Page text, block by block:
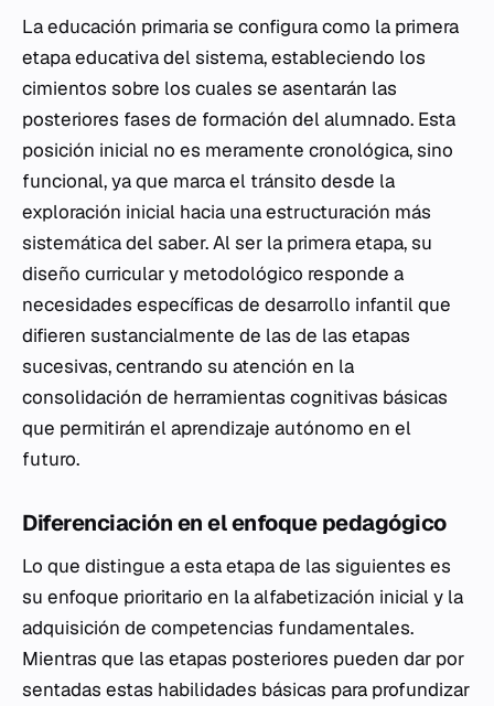
La educación primaria se configura como la primera
etapa educativa del sistema, estableciendo los
cimientos sobre los cuales se asentarán las
posteriores fases de formación del alumnado. Esta
posición inicial no es meramente cronológica, sino
funcional, ya que marca el tránsito desde la
exploración inicial hacia una estructuración más
sistemática del saber. Al ser la primera etapa, su
diseño curricular y metodológico responde a
necesidades específicas de desarrollo infantil que
difieren sustancialmente de las de las etapas
sucesivas, centrando su atención en la
consolidación de herramientas cognitivas básicas
que permitirán el aprendizaje autónomo en el
futuro.
Diferenciación en el enfoque pedagógico
Lo que distingue a esta etapa de las siguientes es
su enfoque prioritario en la alfabetización inicial y la
adquisición de competencias fundamentales.
Mientras que las etapas posteriores pueden dar por
sentadas estas habilidades básicas para profundizar